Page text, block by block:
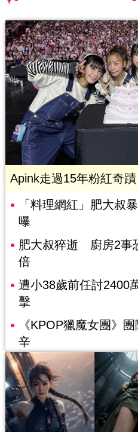
Apink走過15年粉紅奇
「料理網紅」肥大
曝
肥大叔猝逝 廚房2事
倍
遭小38歲前任討2400
擊
《KPOP獵魔女團》
辛